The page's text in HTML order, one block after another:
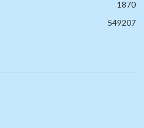
1870
549207